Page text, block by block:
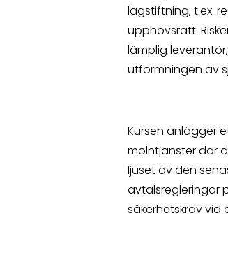
lagstiftning, t.ex.
upphovsrätt.
lämplig
utformningen av
Kursen anlägger
molntjänster där
ljuset av den
avtalsregleringar
säkerhetskrav vid